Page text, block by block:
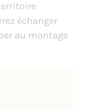
échanger
au montage